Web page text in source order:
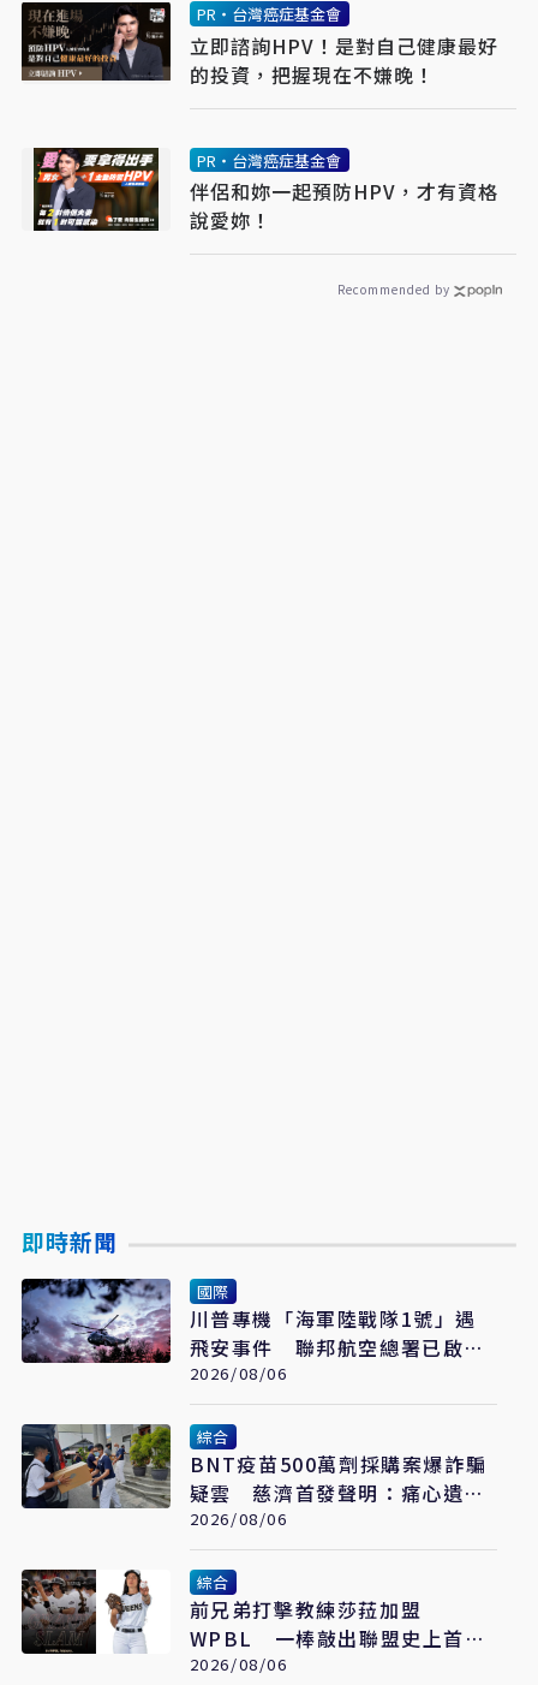
PR・台灣癌症基金會
立即諮詢HPV！是對自己健康最好
的投資，把握現在不嫌晚！
PR・台灣癌症基金會
伴侶和妳一起預防HPV，才有資格
說愛妳！
Recommended by
即時新聞
國際
川普專機「海軍陸戰隊1號」遇
飛安事件 聯邦航空總署已啟動
調查
2026/08/06
綜合
BNT疫苗500萬劑採購案爆詐騙
疑雲 慈濟首發聲明：痛心遺
憾 配合司法將追究權益
2026/08/06
綜合
前兄弟打擊教練莎菈加盟
WPBL 一棒敲出聯盟史上首支
滿貫砲
2026/08/06